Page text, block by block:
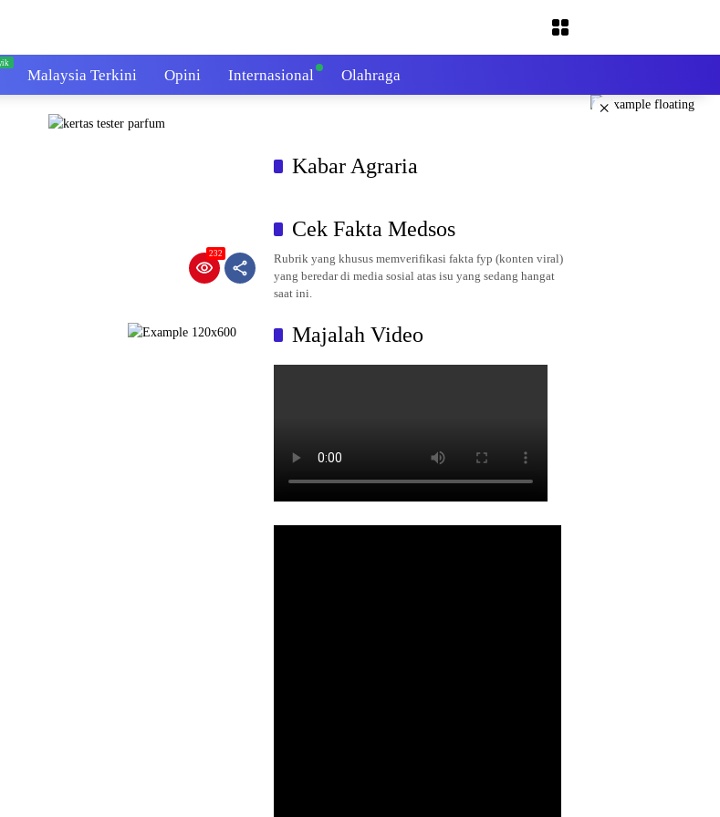
Malaysia Terkini Opini Internasional Olahraga
×
232
Kabar Agraria
Cek Fakta Medsos
Rubrik yang khusus memverifikasi fakta fyp (konten viral)
yang beredar di media sosial atas isu yang sedang hangat
saat ini.
Majalah Video